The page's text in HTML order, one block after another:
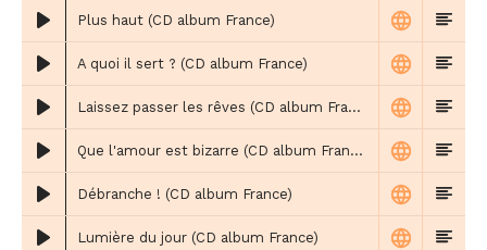
Plus haut (CD album France)
A quoi il sert ? (CD album France)
Laissez passer les rêves (CD album France)
Que l'amour est bizarre (CD album France)
Débranche ! (CD album France)
Lumière du jour (CD album France)